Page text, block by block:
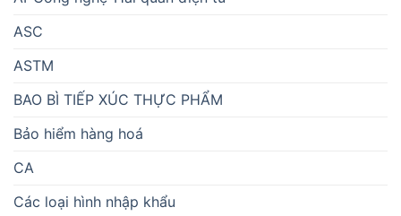
ASC
ASTM
BAO BÌ TIẾP XÚC THỰC PHẨM
Bảo hiểm hàng hoá
CA
Các loại hình nhập khẩu